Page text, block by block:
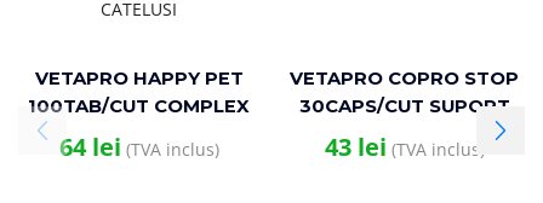
VETAPRO HAPPY PET
100TAB/CUT COMPLEX
MULTIVITAMINE SI
MINERALE CATELUSI
64lei (TVA inclus)
VETAPRO COPRO STOP
30CAPS/CUT SUPORT
GASTROINTESTINAL
CAINI
43 lei (TVA inclus)